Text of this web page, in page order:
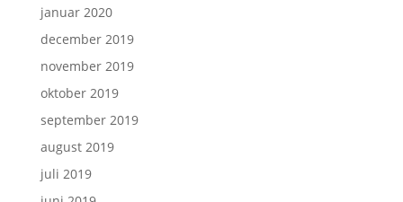
januar 2020
december 2019
november 2019
oktober 2019
september 2019
august 2019
juli 2019